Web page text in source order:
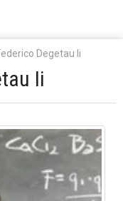
Degetau Ii
Ii